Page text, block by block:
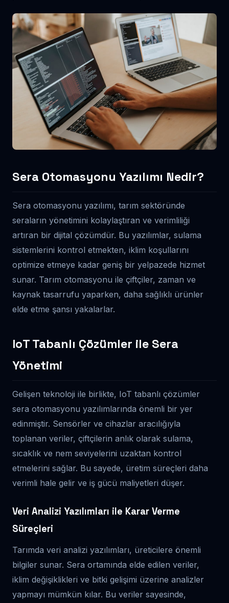
Sera Otomasyonu Yazılımı Nedir?
Sera otomasyonu yazılımı, tarım sektöründe
seraların yönetimini kolaylaştıran ve verimliliği
artıran bir dijital çözümdür. Bu yazılımlar, sulama
sistemlerini kontrol etmekten, iklim koşullarını
optimize etmeye kadar geniş bir yelpazede hizmet
sunar. Tarım otomasyonu ile çiftçiler, zaman ve
kaynak tasarrufu yaparken, daha sağlıklı ürünler
elde etme şansı yakalarlar.
IoT Tabanlı Çözümler ile Sera
Yönetimi
Gelişen teknoloji ile birlikte, IoT tabanlı çözümler
sera otomasyonu yazılımlarında önemli bir yer
edinmiştir. Sensörler ve cihazlar aracılığıyla
toplanan veriler, çiftçilerin anlık olarak sulama,
sıcaklık ve nem seviyelerini uzaktan kontrol
etmelerini sağlar. Bu sayede, üretim süreçleri daha
verimli hale gelir ve iş gücü maliyetleri düşer.
Veri Analizi Yazılımları ile Karar Verme
Süreçleri
Tarımda veri analizi yazılımları, üreticilere önemli
bilgiler sunar. Sera ortamında elde edilen veriler,
iklim değişiklikleri ve bitki gelişimi üzerine analizler
yapmayı mümkün kılar. Bu veriler sayesinde,